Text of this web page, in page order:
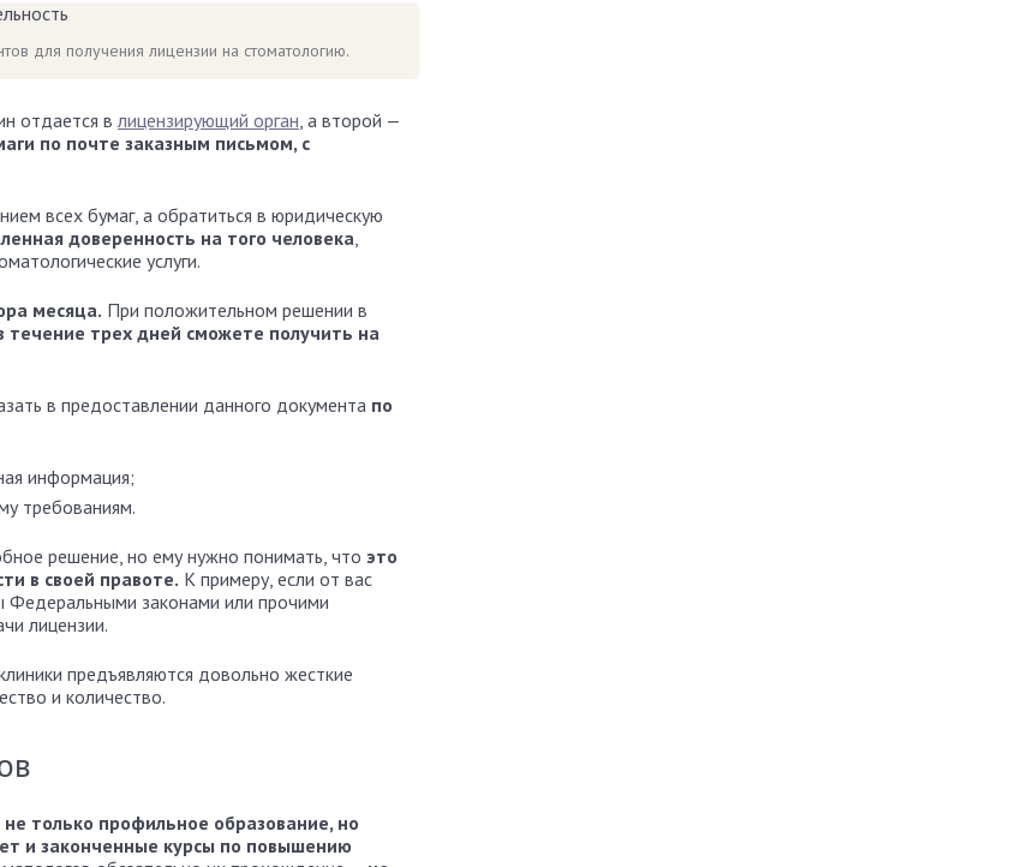
для получения лицензии на стоматологию.
отдается влицензирующий орган, а второй —
по почте заказным письмом, с
всех бумаг, а обратиться в юридическую
доверенность на того человека,
услуги.
месяца. При положительном решении в
течение трех дней сможете получить на
в предоставлении данного документа по
информация;
требованиям.
решение, но ему нужно понимать, что это
в своей правоте. К примеру, если от вас
Федеральными законами или прочими
лицензии.
предъявляются довольно жесткие
и количество.
не только профильное образование, но
и законченные курсы по повышению